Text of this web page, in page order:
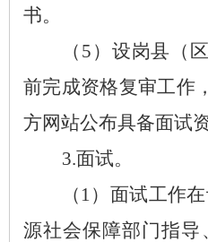
书。
（ 5）设岗县（
前完成资格复审工作
方网站公布具备面试
3.面试。
（ 1）面试工作
源社会保障部门指